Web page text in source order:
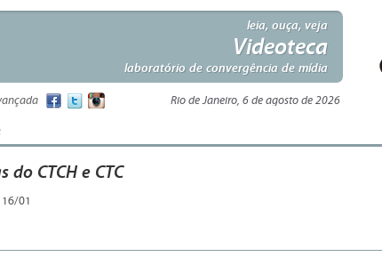
leia, ouça, veja
Videoteca
laboratório de convergência de mídia
Rio de Janeiro, 6 de agosto de 2026
do CTCH e CTC
01